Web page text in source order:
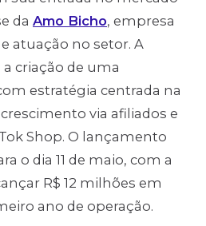
da Amo Bicho, empresa
atuação no setor. A
criação de uma
estratégia centrada na
via afiliados e
Shop. O lançamento
o dia 11 de maio, com a
R$ 12 milhões em
ano de operação.